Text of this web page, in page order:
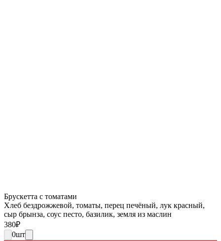
Брускетта с томатами
Хлеб бездрожжевой, томаты, перец печёный, лук красный,
сыр брынза, соус песто, базилик, земля из маслин
380₽
0шт